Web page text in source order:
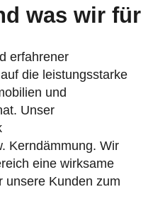
was wir für
erfahrener
die leistungsstarke
und
Unser
Kerndämmung. Wir
eine wirksame
unsere Kunden zum